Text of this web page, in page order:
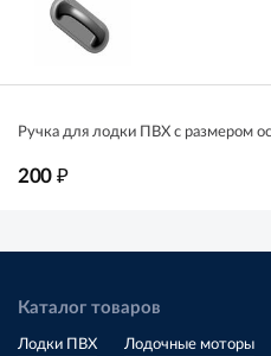
Ручка для лодки ПВХ с размером
200 ₽
Каталог товаров
Лодки ПВХ Лодочные моторы